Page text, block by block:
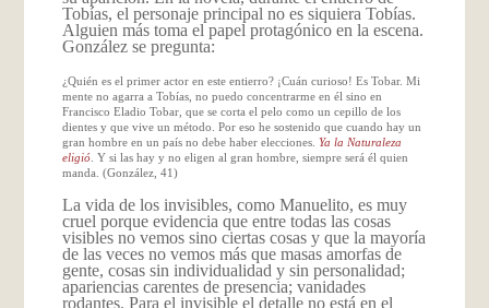
Tobías, el personaje principal no es siquiera Tobías.
Alguien más toma el papel protagónico en la escena.
González se pregunta:
¿Quién es el primer actor en este entierro? ¡Cuán curioso! Es Tobar. Mi
mente no agarra a Tobías, no puedo concentrarme en él sino en
Francisco Eladio Tobar, que se corta el pelo como un cepillo de los
dientes y que vive un método. Por eso he sostenido que cuando hay un
gran hombre en un país no debe haber elecciones. Ya la Naturaleza
eligió. Y si las hay y no eligen al gran hombre, siempre será él quien
manda. (González, 41)
La vida de los invisibles, como Manuelito, es muy
cruel porque evidencia que entre todas las cosas
visibles no vemos sino ciertas cosas y que la mayoría
de las veces no vemos más que masas amorfas de
gente, cosas sin individualidad y sin personalidad;
apariencias carentes de presencia; vanidades
rodantes. Para el invisible el detalle no está en el